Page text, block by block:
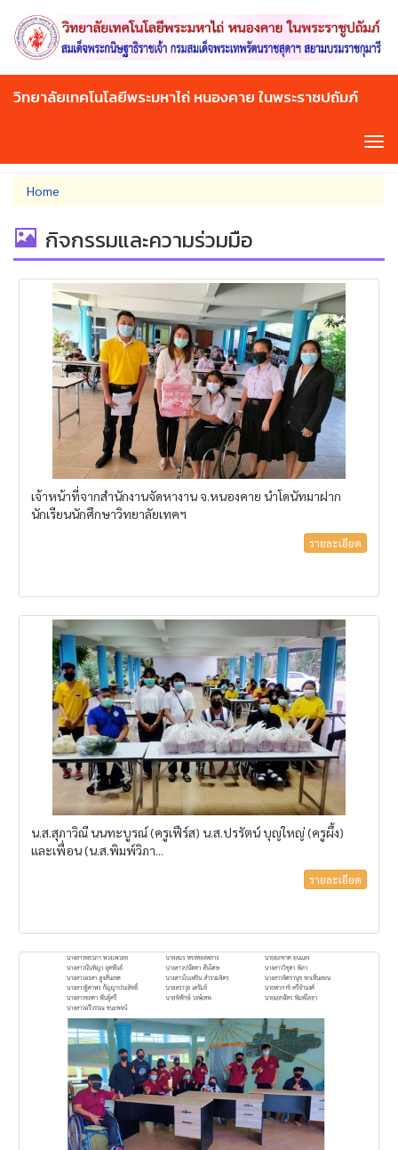
main
content
วิทยาลัยเทคโนโลยีพระมหาไถ่ หนองคาย ในพระราชปถัมภ์
You
are
here
Home
กิจกรรมและความร่วมมือ
เจ้าหน้าที่จากสำนักงานจัดหางาน จ.หนองคาย นำโดนัทมาฝาก
นักเรียนนักศึกษาวิทยาลัยเทคฯ
รายละเอียด
น.ส.สุภาวิณี​ นนทะบูรณ์​ (ครูเฟืร์ส)​ น.ส.ปรรัตน์​ บุญใหญ่​ (ครูผึ้ง)​
และเพื่อน​ (น.ส.พิมพ์วิภา​...
รายละเอียด